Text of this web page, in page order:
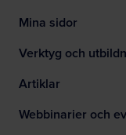
Mina sidor
Verktyg och
Artiklar
Webbinarier och